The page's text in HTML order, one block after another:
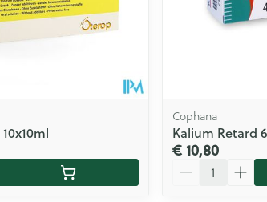
Cophana
Kalium Retard
€ 10,80